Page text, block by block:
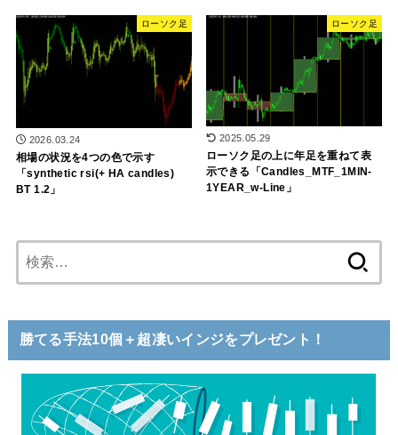
ローソク足
2026.03.24
相場の状況を4つの色で示す
「synthetic rsi(+ HA candles)
BT 1.2」
ローソク足
2025.05.29
ローソク足の上に年足を重ねて表
示できる「Candles_MTF_1MIN-
1YEAR_w-Line」
索:
勝てる手法10個＋超凄いインジをプレゼント！